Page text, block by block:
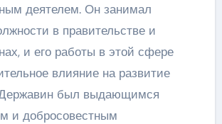
деятелем. Он занимал
в правительстве и
и его работы в этой сфере
влияние на развитие
Державин был выдающимся
и добросовестным